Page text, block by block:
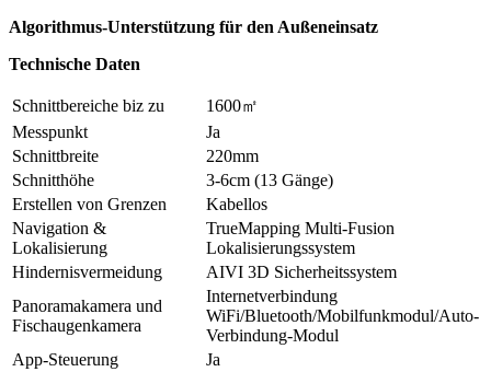
Algorithmus-Unterstützung für den Außeneinsatz
Technische Daten
Schnittbereiche biz zu
1600㎡
Messpunkt
Ja
Schnittbreite
220mm
Schnitthöhe
3-6cm (13 Gänge)
Erstellen von Grenzen
Kabellos
Navigation &
Lokalisierung
TrueMapping Multi-Fusion
Lokalisierungssystem
Hindernisvermeidung
AIVI 3D Sicherheitssystem
Panoramakamera und
Fischaugenkamera
Internetverbindung
WiFi/Bluetooth/Mobilfunkmodul/Auto-
Verbindung-Modul
App-Steuerung
Ja